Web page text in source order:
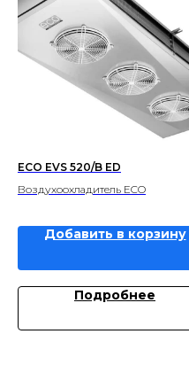
ECO EVS 520/B ED
Воздухоохладитель ECO
Добавить в корзину
Подробнее